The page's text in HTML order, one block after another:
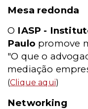
Mesa redonda
O IASP -
Paulo promove
"O que o
mediação
(Clique aqui)
Networking